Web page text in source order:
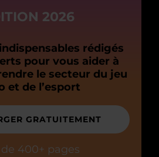
2026
rédigés
pour vous aider à
le secteur du jeu
et de l’esport
GRATUITEMENT
de 400+ pages